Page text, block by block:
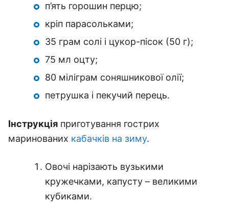
п’ять горошин перцю;
кріп парасольками;
35 грам солі і цукор-пісок (50 г);
75 мл оцту;
80 міліграм соняшникової олії;
петрушка і пекучий перець.
Інструкція приготування гострих
маринованих кабачків на зиму.
Овочі нарізають вузькими
кружечками, капусту – великими
кубиками.